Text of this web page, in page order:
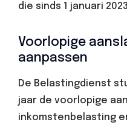
die sinds 1 januari
Voorlopige
aanpassen
De Belastingdienst
jaar de voorlopige
inkomstenbelasting